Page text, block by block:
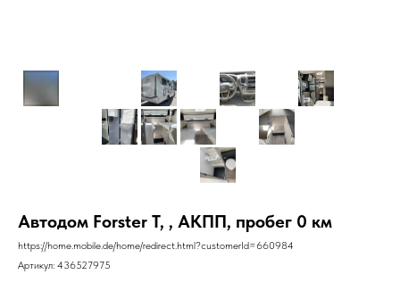
Автодом Forster T, , АКПП, пробег 0 км
https://home.mobile.de/home/redirect.html?customerId=660984
Артикул: 436527975